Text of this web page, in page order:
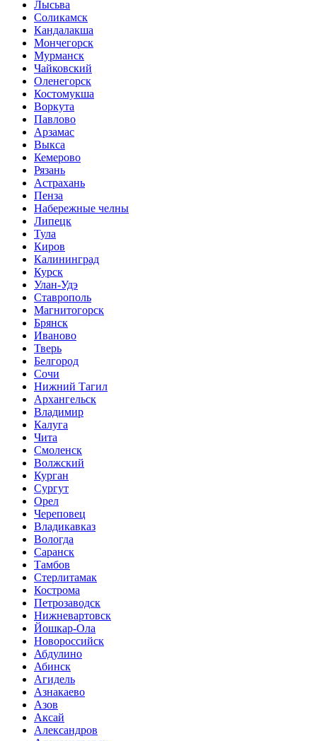
Лысьва
Соликамск
Кандалакша
Мончегорск
Мурманск
Чайковский
Оленегорск
Костомукша
Воркута
Павлово
Арзамас
Выкса
Кемерово
Рязань
Астрахань
Пенза
Набережные челны
Липецк
Тула
Киров
Калининград
Курск
Улан-Удэ
Ставрополь
Магнитогорск
Брянск
Иваново
Тверь
Белгород
Сочи
Нижний Тагил
Архангельск
Владимир
Калуга
Чита
Смоленск
Волжский
Курган
Сургут
Орел
Череповец
Владикавказ
Вологда
Саранск
Тамбов
Стерлитамак
Кострома
Петрозаводск
Нижневартовск
Йошкар-Ола
Новороссийск
Абдулино
Абинск
Агидель
Азнакаево
Азов
Аксай
Александров